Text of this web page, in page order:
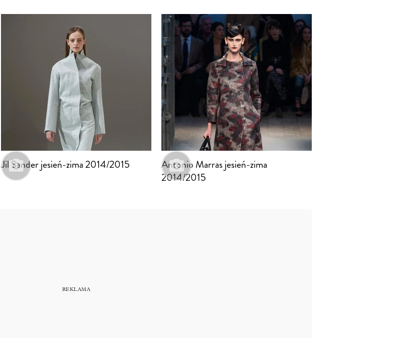
Jil Sander jesień-zima 2014/2015
Antonio Marras jesień-zima
2014/2015